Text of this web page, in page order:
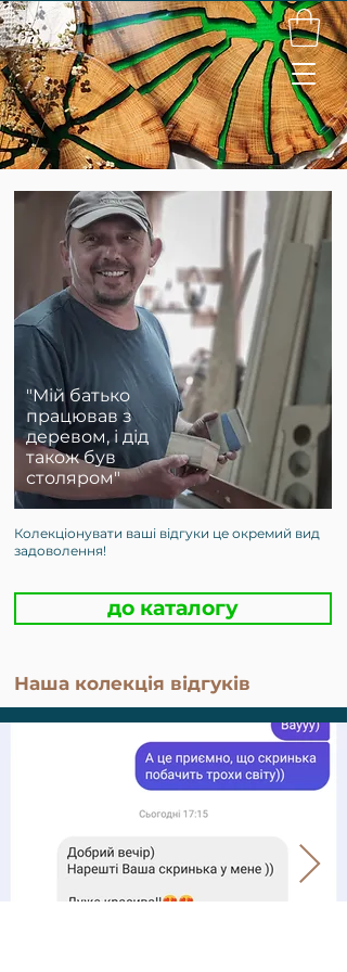
"Мій батько
працював з
деревом, і дід
також був
столяром"
Колекціонувати ваші відгуки це окремий вид
задоволення!
до каталогу
Наша колекція відгуків